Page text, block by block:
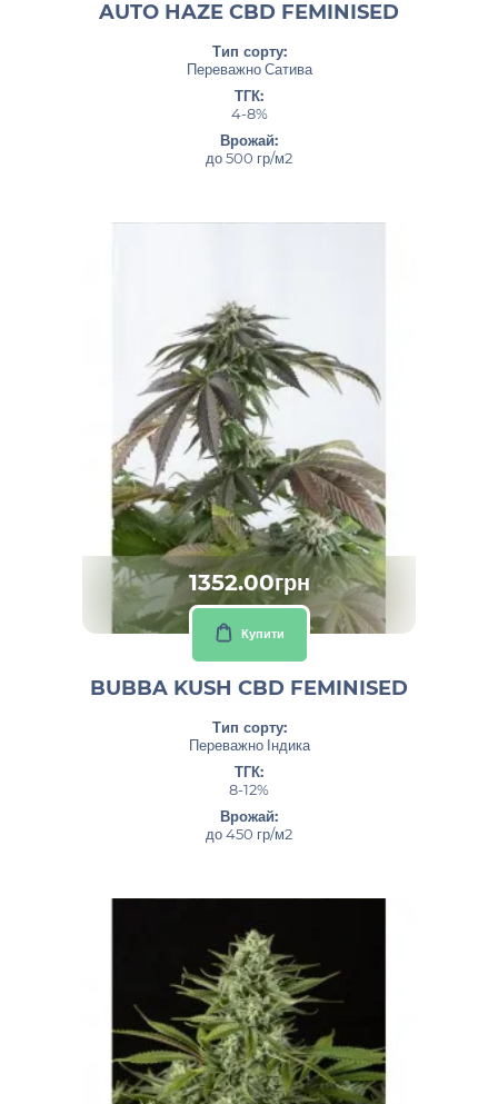
AUTO HAZE CBD FEMINISED
Тип сорту:
Переважно Сатива
ТГК:
4-8%
Врожай:
до 500 гр/м2
1352.00грн
Купити
BUBBA KUSH CBD FEMINISED
Тип сорту:
Переважно Індика
ТГК:
8-12%
Врожай:
до 450 гр/м2